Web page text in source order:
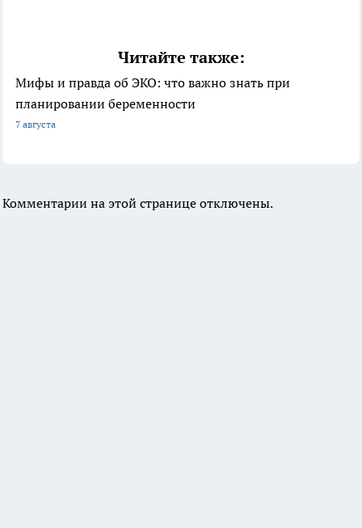
Читайте также:
Мифы и правда об ЭКО: что важно знать при
планировании беременности
7 августа
Комментарии на этой странице отключены.